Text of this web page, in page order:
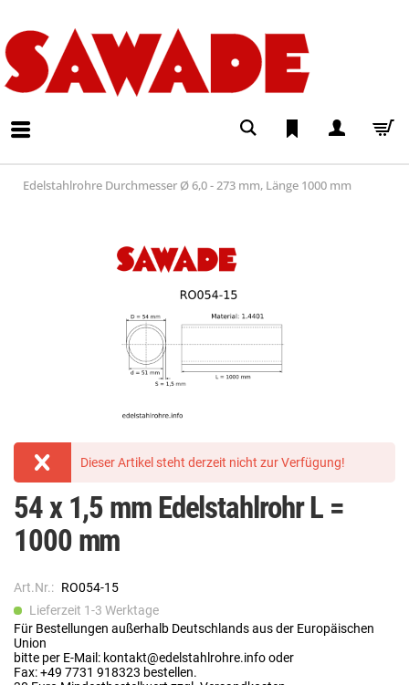
Edelstahlrohre Durchmesser Ø 6,0 - 273 mm, Länge 1000 mm
Dieser Artikel steht derzeit nicht zur Verfügung!
54 x 1,5 mm Edelstahlrohr L =
1000 mm
Art.Nr.: RO054-15
Lieferzeit 1-3 Werktage
Für Bestellungen außerhalb Deutschlands aus der Europäischen
Union
bitte per E-Mail: kontakt@edelstahlrohre.info oder
Fax: +49 7731 918323 bestellen.